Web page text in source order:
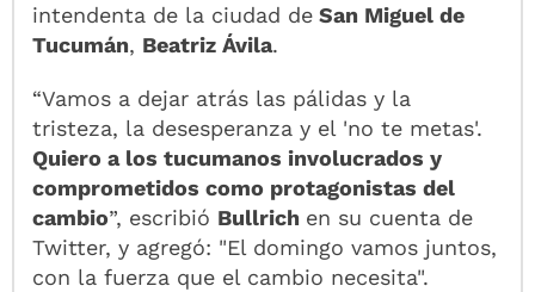
intendenta de la ciudad de San Miguel de
Tucumán, Beatriz Ávila.
“Vamos a dejar atrás las pálidas y la
tristeza, la desesperanza y el 'no te metas'.
Quiero a los tucumanos involucrados y
comprometidos como protagonistas del
cambio”, escribió Bullrich en su cuenta de
Twitter, y agregó: "El domingo vamos juntos,
con la fuerza que el cambio necesita".